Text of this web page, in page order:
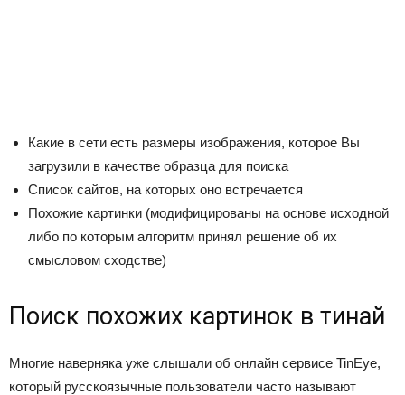
Какие в сети есть размеры изображения, которое Вы
загрузили в качестве образца для поиска
Список сайтов, на которых оно встречается
Похожие картинки (модифицированы на основе исходной
либо по которым алгоритм принял решение об их
смысловом сходстве)
Поиск похожих картинок в тинай
Многие наверняка уже слышали об онлайн сервисе TinEye,
который русскоязычные пользователи часто называют